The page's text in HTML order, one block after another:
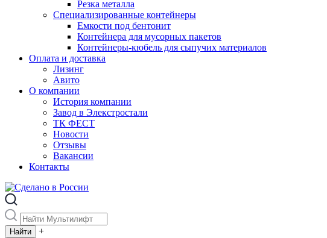
Резка металла
Специализированные контейнеры
Емкости под бентонит
Контейнера для мусорных пакетов
Контейнеры-кюбель для сыпучих материалов
Оплата и доставка
Лизинг
Авито
О компании
История компании
Завод в Элекстростали
ТК ФЕСТ
Новости
Отзывы
Вакансии
Контакты
+